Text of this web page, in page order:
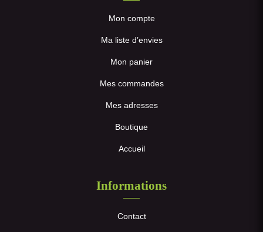
Mon compte
Ma liste d’envies
Mon panier
Mes commandes
Mes adresses
Boutique
Accueil
Informations
Contact